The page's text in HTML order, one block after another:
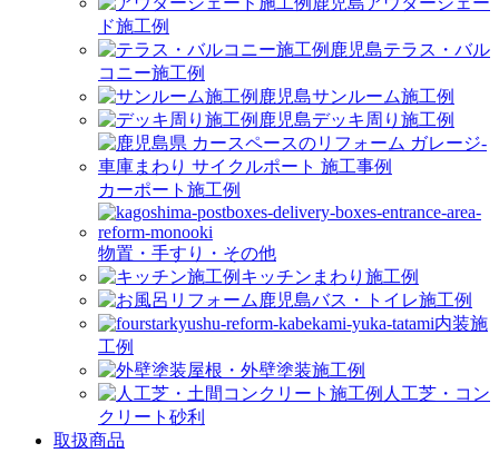
ド施工例
テラス・バル
コニー施工例
サンルーム施工例
デッキ周り施工例
カーポート施工例
物置・手すり・その他
キッチンまわり施工例
バス・トイレ施工例
内装施
工例
屋根・外壁塗装施工例
人工芝・コン
クリート砂利
取扱商品